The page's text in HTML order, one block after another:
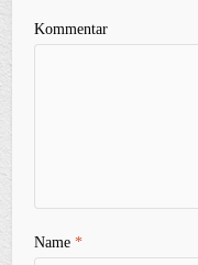
Kommentar
Name*